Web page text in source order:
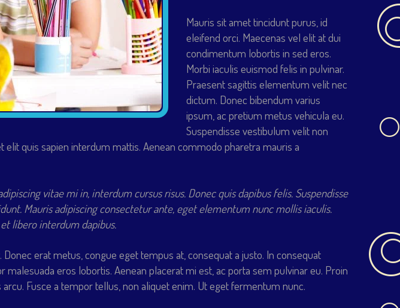
Mauris sit amet tincidunt purus, id
eleifend orci. Maecenas vel elit at dui
condimentum lobortis in sed eros.
Morbi iaculis euismod felis in pulvinar.
Praesent sagittis elementum velit nec
dictum. Donec bibendum varius
ipsum, ac pretium metus vehicula eu.
Suspendisse vestibulum velit non
quis sapien interdum mattis. Aenean commodo pharetra mauris a
vitae mi in, interdum cursus risus. Donec quis dapibus felis. Suspendisse
Mauris adipiscing consectetur ante, eget elementum nunc mollis iaculis.
libero interdum dapibus.
erat metus, congue eget tempus at, consequat a justo. In consequat
eros lobortis. Aenean placerat mi est, ac porta sem pulvinar eu. Proin
Fusce a tempor tellus, non aliquet enim. Ut eget fermentum nunc.